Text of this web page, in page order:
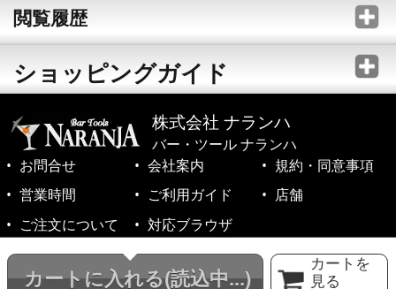
カートに入れる(読込中...)
カートを
見る
閲覧履歴
ショッピングガイド
株式会社 ナランハ
バー・ツール ナランハ
お問合せ
会社案内
規約・同意事項
営業時間
ご利用ガイド
店舗
ご注文について
対応ブラウザ
©1999-2026 NARANJA Inc. All Rights Reserved.